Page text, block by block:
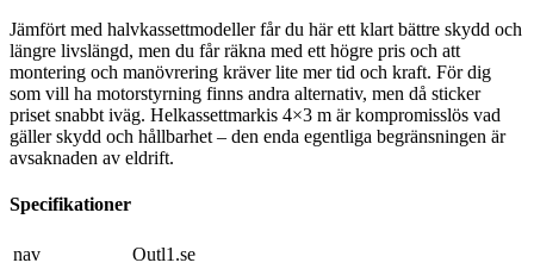
Jämfört med halvkassettmodeller får du här ett klart bättre skydd och
längre livslängd, men du får räkna med ett högre pris och att
montering och manövrering kräver lite mer tid och kraft. För dig
som vill ha motorstyrning finns andra alternativ, men då sticker
priset snabbt iväg. Helkassettmarkis 4×3 m är kompromisslös vad
gäller skydd och hållbarhet – den enda egentliga begränsningen är
avsaknaden av eldrift.
Specifikationer
nav
Outl1.se